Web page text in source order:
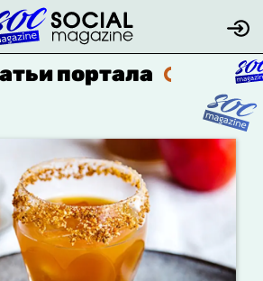
портала